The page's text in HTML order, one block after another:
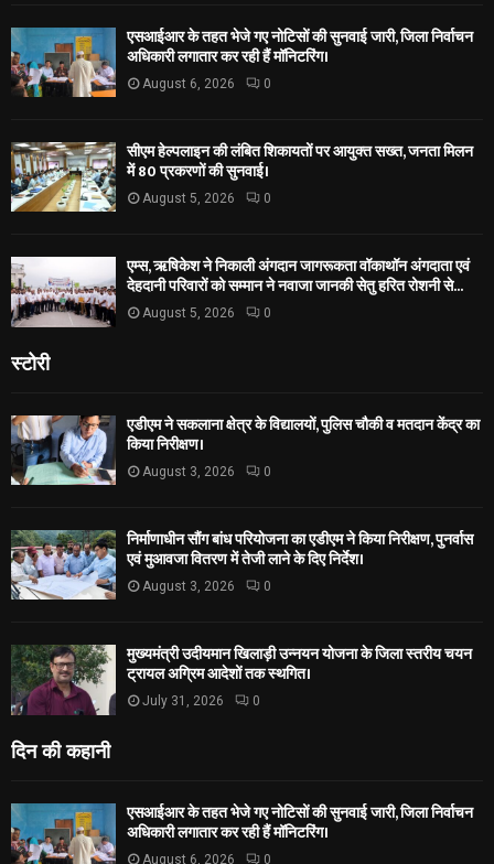
एसआईआर के तहत भेजे गए नोटिसों की सुनवाई जारी, जिला निर्वाचन
अधिकारी लगातार कर रही हैं मॉनिटरिंग।
August 6, 2026 0
सीएम हेल्पलाइन की लंबित शिकायतों पर आयुक्त सख्त, जनता मिलन
में 80 प्रकरणों की सुनवाई।
August 5, 2026 0
एम्स, ऋषिकेश ने निकाली अंगदान जागरूकता वॉकाथॉन अंगदाता एवं
देहदानी परिवारों को सम्मान ने नवाजा जानकी सेतु हरित रोशनी से...
August 5, 2026 0
स्टोरी
एडीएम ने सकलाना क्षेत्र के विद्यालयों, पुलिस चौकी व मतदान केंद्र का
किया निरीक्षण।
August 3, 2026 0
निर्माणाधीन सौंग बांध परियोजना का एडीएम ने किया निरीक्षण, पुनर्वास
एवं मुआवजा वितरण में तेजी लाने के दिए निर्देश।
August 3, 2026 0
मुख्यमंत्री उदीयमान खिलाड़ी उन्नयन योजना के जिला स्तरीय चयन
ट्रायल अग्रिम आदेशों तक स्थगित।
July 31, 2026 0
दिन की कहानी
एसआईआर के तहत भेजे गए नोटिसों की सुनवाई जारी, जिला निर्वाचन
अधिकारी लगातार कर रही हैं मॉनिटरिंग।
August 6, 2026 0